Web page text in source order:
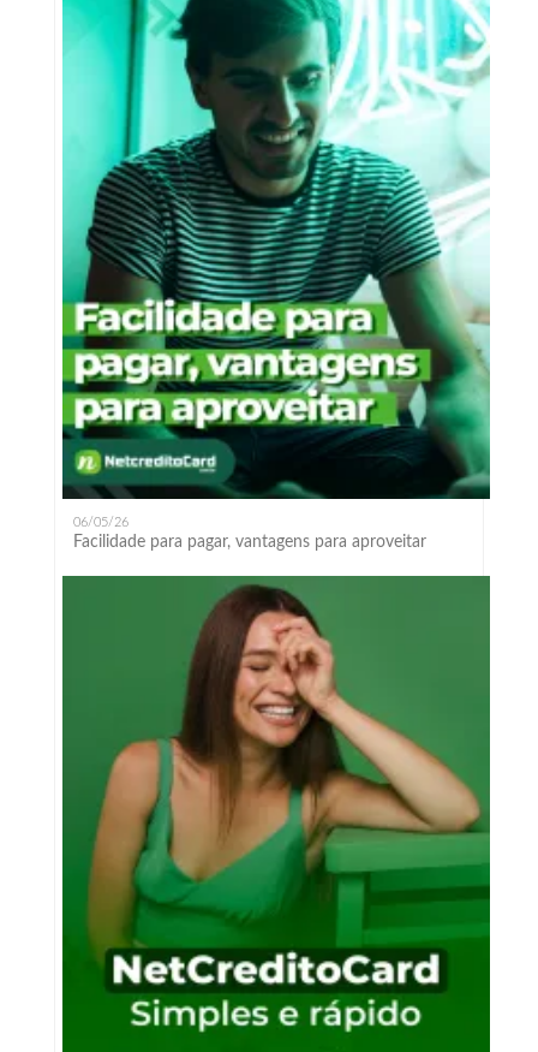
06/05/26
Facilidade para pagar, vantagens para aproveitar